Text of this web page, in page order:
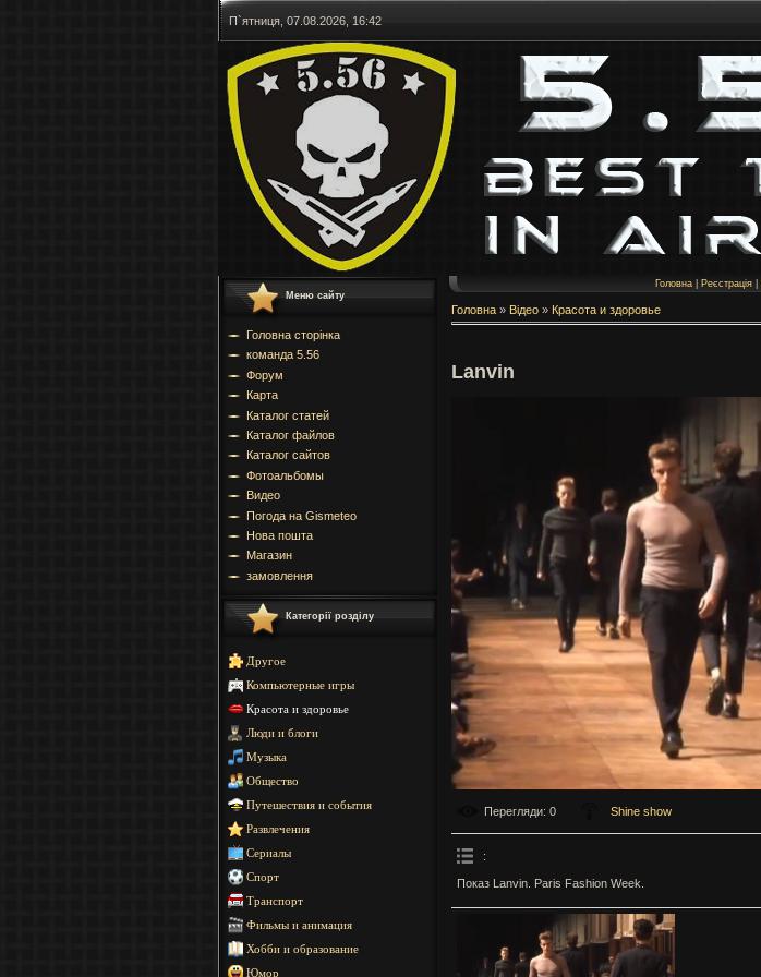
П`ятниця, 07.08.2026, 16:42
Меню сайту
Головна сторінка
команда 5.56
Форум
Карта
Каталог статей
Каталог файлов
Каталог сайтов
Фотоальбомы
Видео
Погода на Gismeteo
Нова пошта
Магазин
замовлення
Категорії розділу
Другое
Компьютерные игры
Красота и здоровье
Люди и блоги
Музыка
Общество
Путешествия и события
Развлечения
Сериалы
Спорт
Транспорт
Фильмы и анимация
Хобби и образование
Юмор
Головна Реєстрація
Головна » Відео » Красота и здоровье
Lanvin
Перегляди: 0 Shine show
:
Показ Lanvin. Paris Fashion Week.